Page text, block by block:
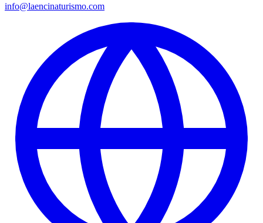
info@laencinaturismo.com